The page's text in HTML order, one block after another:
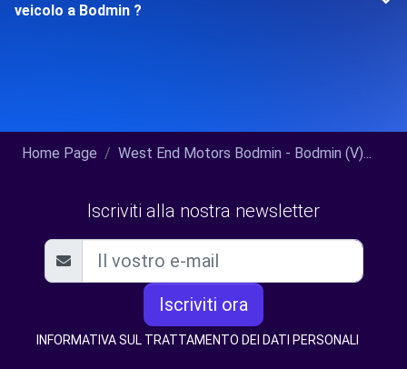
veicolo a Bodmin ?
Home Page West End Motors Bodmin - Bodmin (V)...
Iscriviti alla nostra newsletter
Iscriviti ora
INFORMATIVA SUL TRATTAMENTO DEI DATI PERSONALI